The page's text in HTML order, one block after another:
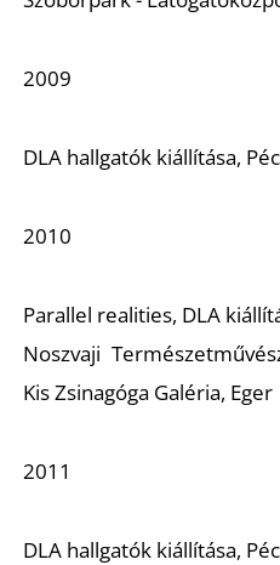
2009
DLA hallgatók kiállítása,
2010
Parallel realities, DLA
Noszvaji
Kis Zsinagóga Galéria, Eger
2011
DLA hallgatók kiállítása,